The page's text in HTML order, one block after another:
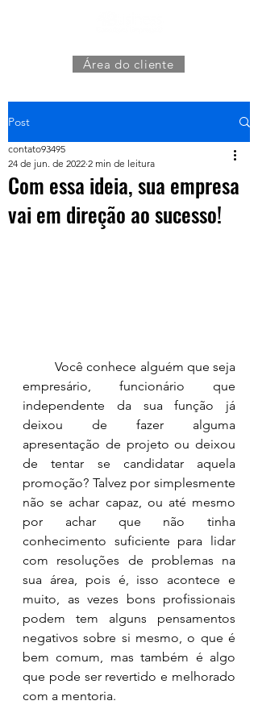
Área do cliente
Post
Com essa ideia, sua empresa
vai em direção ao sucesso!
contato93495
24 de jun. de 2022 2 min de leitura
	Você conhece alguém que seja
empresário, funcionário que
independente da sua função já
deixou de fazer alguma
apresentação de projeto ou deixou
de tentar se candidatar aquela
promoção? Talvez por simplesmente
não se achar capaz, ou até mesmo
por achar que não tinha
conhecimento suficiente para lidar
com resoluções de problemas na
sua área, pois é, isso acontece e
muito, as vezes bons profissionais
podem tem alguns pensamentos
negativos sobre si mesmo, o que é
bem comum, mas também é algo
que pode ser revertido e melhorado
com a mentoria.